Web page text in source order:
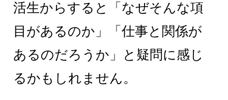
活生からすると「なぜそんな項
目があるのか」「仕事と関係が
あるのだろうか」と疑問に感じ
るかもしれません。